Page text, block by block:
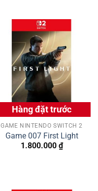
Hàng đặt trước
GAME NINTENDO SWITCH 2
Game 007 First Light
1.800.000 ₫